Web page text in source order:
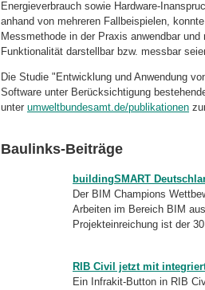
Energieverbrauch sowie Hardware-
anhand von mehreren Fallbeispielen,
Messmethode in der Praxis anwendbar
Funktionalität darstellbar bzw. messbar
Die Studie "Entwicklung und Anwendung
Software unter Berücksichtigung
unter umweltbundesamt.de/publikationen
Baulinks-Beiträge
buildingSMART
Der BIM Champions
Arbeiten im Bereich BIM
Projekteinreichung ist der
RIB Civil jetzt mit
Ein Infrakit-Button in RIB